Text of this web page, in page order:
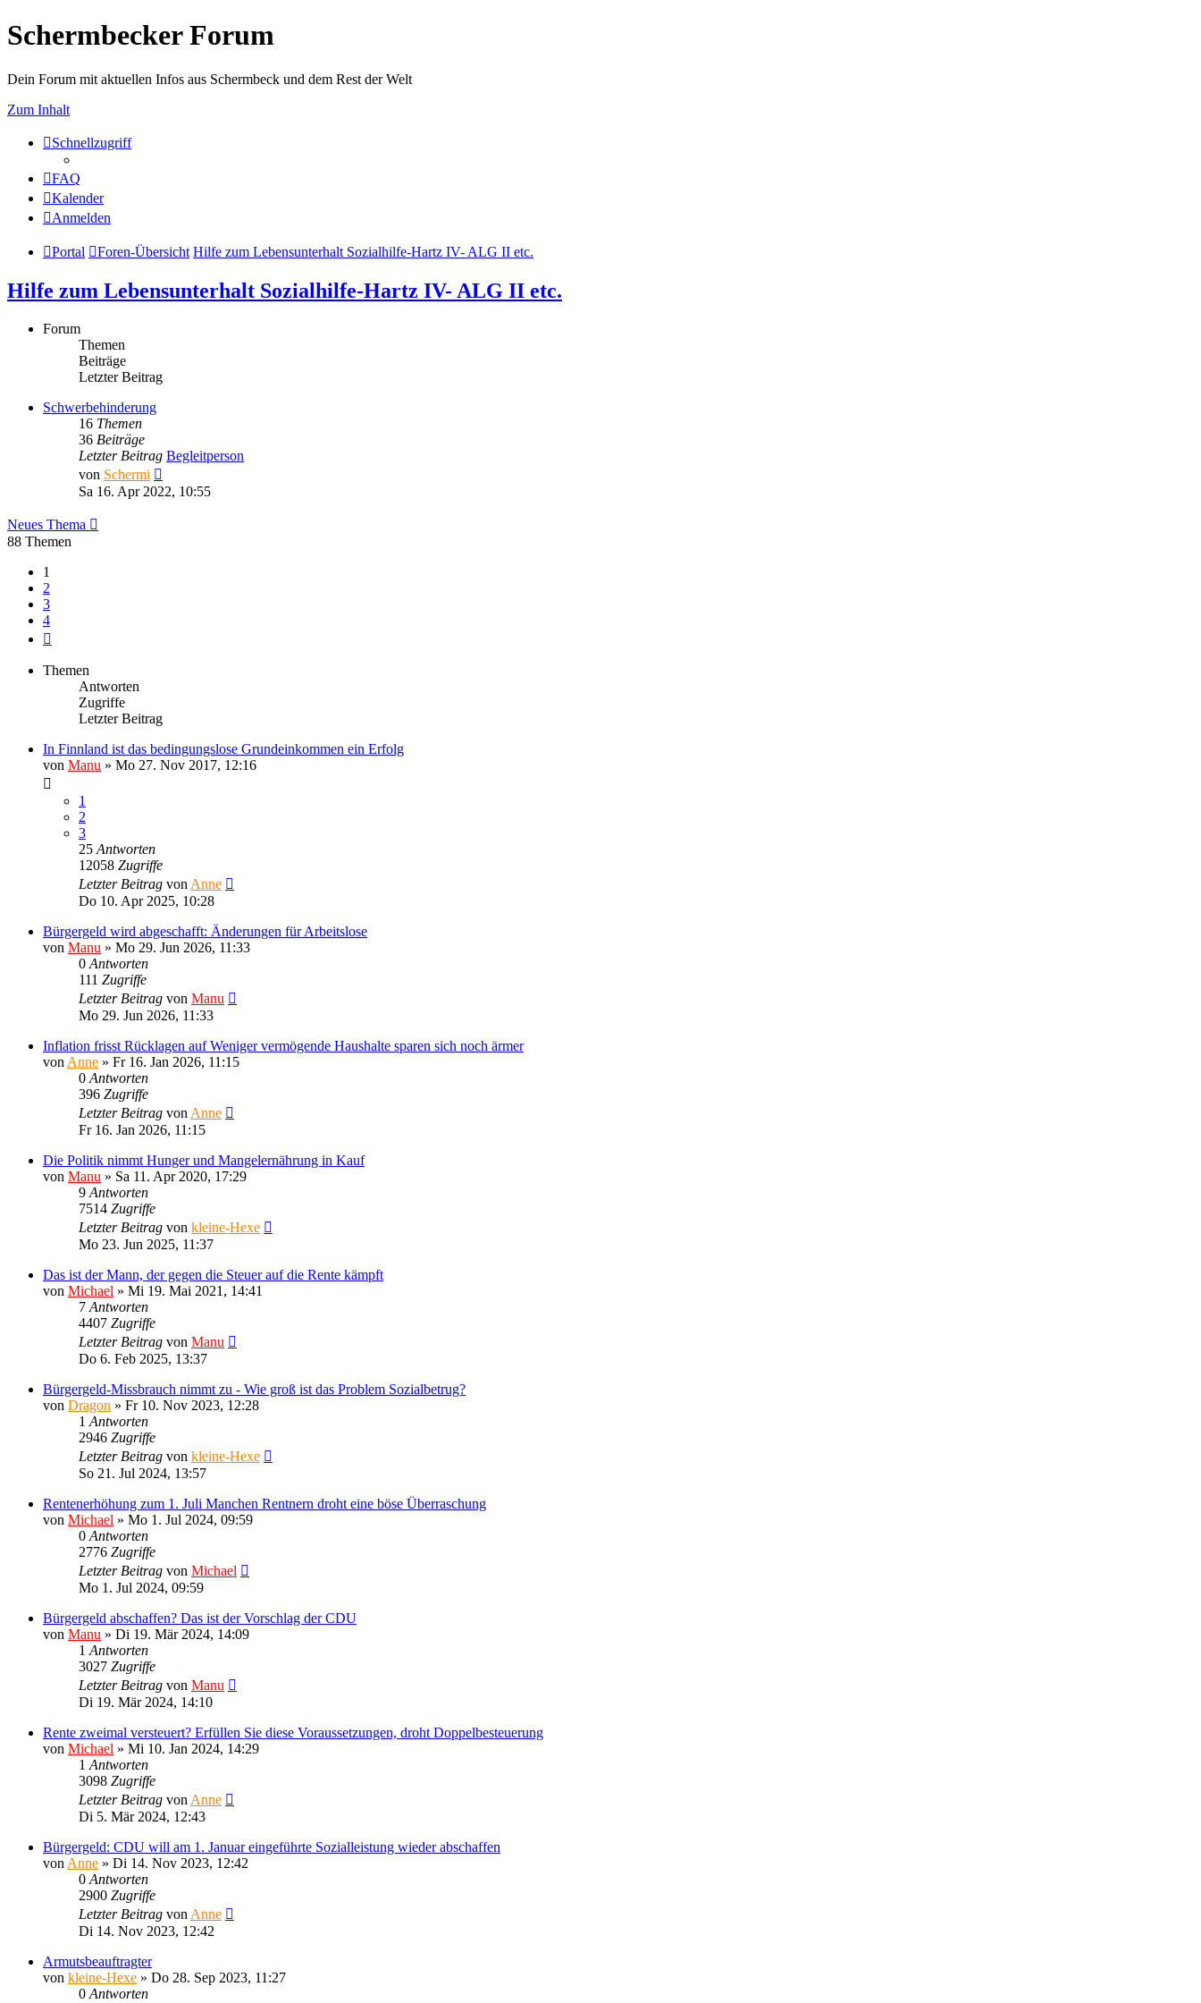
Schermbecker Forum
Dein Forum mit aktuellen Infos aus Schermbeck und dem Rest der Welt
Zum Inhalt
Schnellzugriff
FAQ
Kalender
Anmelden
Portal Foren-Übersicht Hilfe zum Lebensunterhalt Sozialhilfe-Hartz IV- ALG II etc.
Hilfe zum Lebensunterhalt Sozialhilfe-Hartz IV- ALG II etc.
Forum
Themen
Beiträge
Letzter Beitrag
Schwerbehinderung
16 Themen
36 Beiträge
Letzter Beitrag Begleitperson
von Schermi
Beitrag
Sa 16. Apr 2022, 10:55
Neues Thema
88 Themen
1
2
3
4
Themen
Antworten
Zugriffe
Letzter Beitrag
In Finnland ist das bedingungslose Grundeinkommen ein Erfolg
von Manu » Mo 27. Nov 2017, 12:16
1
2
3
25 Antworten
12058 Zugriffe
Letzter Beitrag von Anne
Do 10. Apr 2025, 10:28
Bürgergeld wird abgeschafft: Änderungen für Arbeitslose
von Manu » Mo 29. Jun 2026, 11:33
0 Antworten
111 Zugriffe
Letzter Beitrag von Manu
Mo 29. Jun 2026, 11:33
Inflation frisst Rücklagen auf Weniger vermögende Haushalte sparen sich noch ärmer
von Anne » Fr 16. Jan 2026, 11:15
0 Antworten
396 Zugriffe
Letzter Beitrag von Anne
Fr 16. Jan 2026, 11:15
Die Politik nimmt Hunger und Mangelernährung in Kauf
von Manu » Sa 11. Apr 2020, 17:29
9 Antworten
7514 Zugriffe
Letzter Beitrag von kleine-Hexe
Mo 23. Jun 2025, 11:37
Das ist der Mann, der gegen die Steuer auf die Rente kämpft
von Michael » Mi 19. Mai 2021, 14:41
7 Antworten
4407 Zugriffe
Letzter Beitrag von Manu
Do 6. Feb 2025, 13:37
Bürgergeld-Missbrauch nimmt zu - Wie groß ist das Problem Sozialbetrug?
von Dragon » Fr 10. Nov 2023, 12:28
1 Antworten
2946 Zugriffe
Letzter Beitrag von kleine-Hexe
So 21. Jul 2024, 13:57
Rentenerhöhung zum 1. Juli Manchen Rentnern droht eine böse Überraschung
von Michael » Mo 1. Jul 2024, 09:59
0 Antworten
2776 Zugriffe
Letzter Beitrag von Michael
Mo 1. Jul 2024, 09:59
Bürgergeld abschaffen? Das ist der Vorschlag der CDU
von Manu » Di 19. Mär 2024, 14:09
1 Antworten
3027 Zugriffe
Letzter Beitrag von Manu
Di 19. Mär 2024, 14:10
Rente zweimal versteuert? Erfüllen Sie diese Voraussetzungen, droht Doppelbesteuerung
von Michael » Mi 10. Jan 2024, 14:29
1 Antworten
3098 Zugriffe
Letzter Beitrag von Anne
Di 5. Mär 2024, 12:43
Bürgergeld: CDU will am 1. Januar eingeführte Sozialleistung wieder abschaffen
von Anne » Di 14. Nov 2023, 12:42
0 Antworten
2900 Zugriffe
Letzter Beitrag von Anne
Di 14. Nov 2023, 12:42
Armutsbeauftragter
von kleine-Hexe » Do 28. Sep 2023, 11:27
0 Antworten